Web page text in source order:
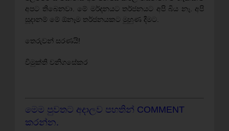
අපට තිබෙනවා. මේ මර්දනයට තර්ජනයට අපි බිය නෑ. අපි
සූදානම් මේ ඕනෑම තර්ජනයකට මුහුණ දීමට.
තෙරුවන් සරණයි!
විමුක්ති වනිගසේකර
මෙම පුවතට අදාලව පහතින් COMMENT
කරන්න.